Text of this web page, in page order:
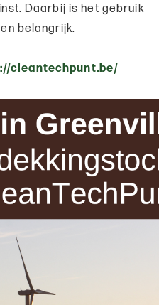
Daarbij is het gebruik
belangrijk.
cleantechpunt.be/